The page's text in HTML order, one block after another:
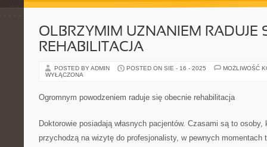
OLBRZYMIM UZNANIEM RADUJE
REHABILITACJA
POSTED BY ADMIN POSTED ON SIE - 16 - 2025
MOŻLIWOŚĆ
WYŁĄCZONA
Ogromnym powodzeniem raduje się obecnie rehabilitacja
Doktorowie posiadają własnych pacjentów. Czasami są to
przychodzą na wizytę do profesjonalisty, w pewnych momentach